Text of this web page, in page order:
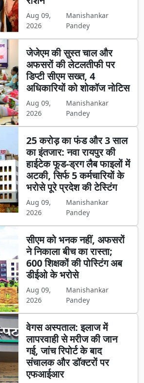
Aug 09,
2026
Manishankar
Pandey
जेजेएम की सुस्त चाल और
अफसरों की लेटलतीफी पर
डिप्टी सीएम सख्त, 4
अधिकारियों को शोकॉज नोटिस
Aug 09,
2026
Manishankar
Pandey
25 करोड़ का फंड और 3 साल
का इंतजार: नवा रायपुर की
हाईटेक फूड-ड्रग लैब फाइलों में
अटकी, सिर्फ 5 कर्मचारियों के
भरोसे पूरे प्रदेश की टेस्टिंग
Aug 09,
2026
Manishankar
Pandey
सीएम को भनक नहीं, अफसरों
ने निकाला बीच का रास्ता;
600 शिक्षकों की पोस्टिंग अब
डीईओ के भरोसे
Aug 09,
2026
Manishankar
Pandey
वेगस अस्पताल: इलाज में
लापरवाही से मरीज की जान
गई, जांच रिपोर्ट के बाद
संचालक और डॉक्टरों पर
एफआईआर